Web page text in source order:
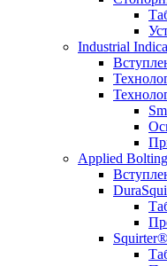
Industrial
Applied